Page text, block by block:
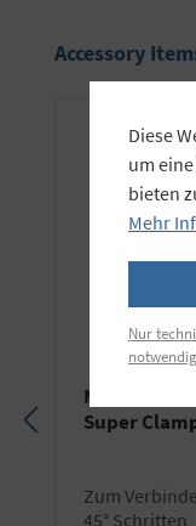
Produktgalerie
Accessory
Manfrotto
Super
zum Verbinden von 2 Super Clamps MA035 in
45° Schritten
Diese
um
bieten
Mehr
Nur